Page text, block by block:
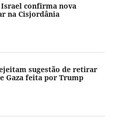
confirma nova
na Cisjordânia
sugestão de retirar
Gaza feita por Trump